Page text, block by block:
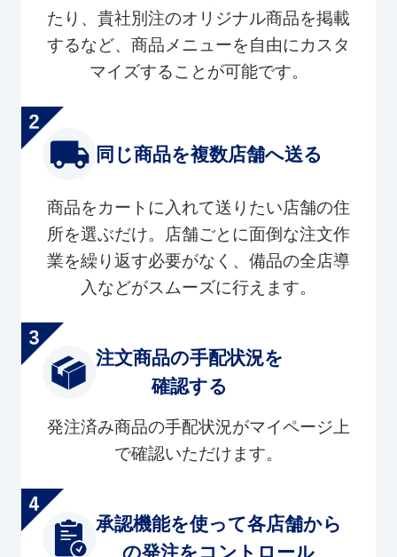
たり、貴社別注のオリジナル商品を掲載
するなど、商品メニューを自由にカスタ
マイズすることが可能です。
同じ商品を複数店舗へ送る
商品をカートに入れて送りたい店舗の住
所を選ぶだけ。店舗ごとに面倒な注文作
業を繰り返す必要がなく、備品の全店導
入などがスムーズに行えます。
注文商品の手配状況を
確認する
発注済み商品の手配状況がマイページ上
で確認いただけます。
承認機能を使って各店舗から
の発注をコントロール